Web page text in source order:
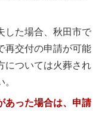
した場合、秋田市で
再交付の申請が可能
については火葬され
あった場合は、申請